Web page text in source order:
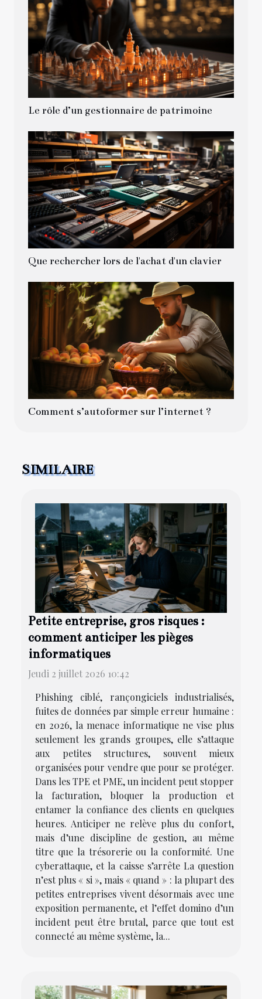
Le rôle d’un gestionnaire de patrimoine
Que rechercher lors de l'achat d'un clavier
Comment s’autoformer sur l’internet ?
SIMILAIRE
Petite entreprise, gros risques :
comment anticiper les pièges
informatiques
Jeudi 2 juillet 2026 10:42
Phishing ciblé, rançongiciels industrialisés,
fuites de données par simple erreur humaine :
en 2026, la menace informatique ne vise plus
seulement les grands groupes, elle s’attaque
aux petites structures, souvent mieux
organisées pour vendre que pour se protéger.
Dans les TPE et PME, un incident peut stopper
la facturation, bloquer la production et
entamer la confiance des clients en quelques
heures. Anticiper ne relève plus du confort,
mais d’une discipline de gestion, au même
titre que la trésorerie ou la conformité. Une
cyberattaque, et la caisse s’arrête La question
n’est plus « si », mais « quand » : la plupart des
petites entreprises vivent désormais avec une
exposition permanente, et l’effet domino d’un
incident peut être brutal, parce que tout est
connecté au même système, la...